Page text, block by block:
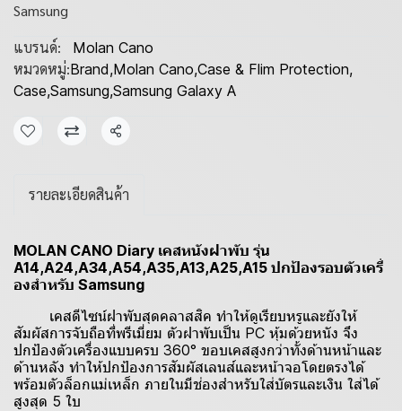
Samsung
แบรนด์:
Molan Cano
หมวดหมู่:Brand,Molan Cano,Case & Flim Protection,
Case,Samsung,Samsung Galaxy A
แชร์
รายละเอียดสินค้า
MOLAN CANO Diary เคสหนังฝาพับ รุ่น
A14,A24,A34,A54,A35,A13,A25,A15 ปกป้องรอบตัวเครี่
องสำหรับ Samsung
เคสดีไซน์ฝาพับสุดคลาสสิค ทำให้ดูเรียบหรูและยังให้
สัมผัสการจับถือที่พรีเมี่ยม ตัวฝาพับเป็น PC หุ้มด้วยหนัง จึง
ปกป้องตัวเครื่องแบบครบ 360° ขอบเคสสูงกว่าทั้งด้านหน้าและ
ด้านหลัง ทำให้ปกป้องการสัมผัสเลนส์และหน้าจอโดยตรงได้
พร้อมตัวล็อกแม่เหล็ก ภายในมีช่องสำหรับใส่บัตรและเงิน ใส่ได้
สูงสุด 5 ใบ